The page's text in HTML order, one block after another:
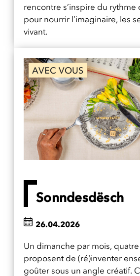
rencontre s’inspire du rythme
pour nourrir l’imaginaire, les
vivant.
AVEC VOUS
Sonndesdësch
Un dimanche par mois,
proposent de (ré)inventer
goûter sous un angle créatif.
26.04.2026